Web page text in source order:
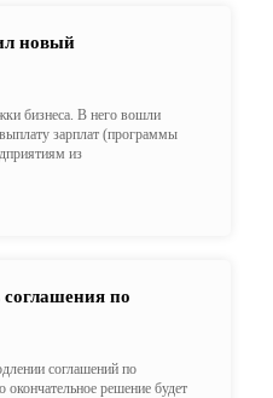
новый
бизнеса. В него вошли
зарплат (программы
из
соглашения по
соглашений по
окончательное решение будет